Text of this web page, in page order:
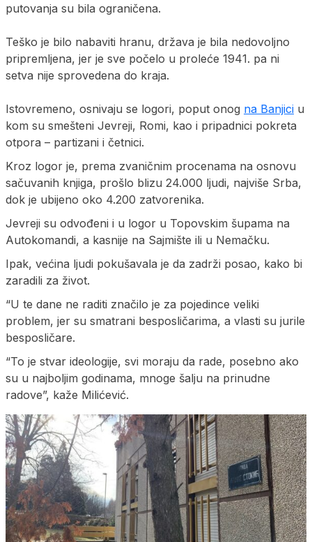
putovanja su bila ograničena.
Teško je bilo nabaviti hranu, država je bila nedovoljno
pripremljena, jer je sve počelo u proleće 1941. pa ni
setva nije sprovedena do kraja.
Istovremeno, osnivaju se logori, poput onog na Banjici u
kom su smešteni Jevreji, Romi, kao i pripadnici pokreta
otpora – partizani i četnici.
Kroz logor je, prema zvaničnim procenama na osnovu
sačuvanih knjiga, prošlo blizu 24.000 ljudi, najviše Srba,
dok je ubijeno oko 4.200 zatvorenika.
Jevreji su odvođeni i u logor u Topovskim šupama na
Autokomandi, a kasnije na Sajmište ili u Nemačku.
Ipak, većina ljudi pokušavala je da zadrži posao, kako bi
zaradili za život.
“U te dane ne raditi značilo je za pojedince veliki
problem, jer su smatrani besposličarima, a vlasti su jurile
besposličare.
“To je stvar ideologije, svi moraju da rade, posebno ako
su u najboljim godinama, mnoge šalju na prinudne
radove”, kaže Milićević.